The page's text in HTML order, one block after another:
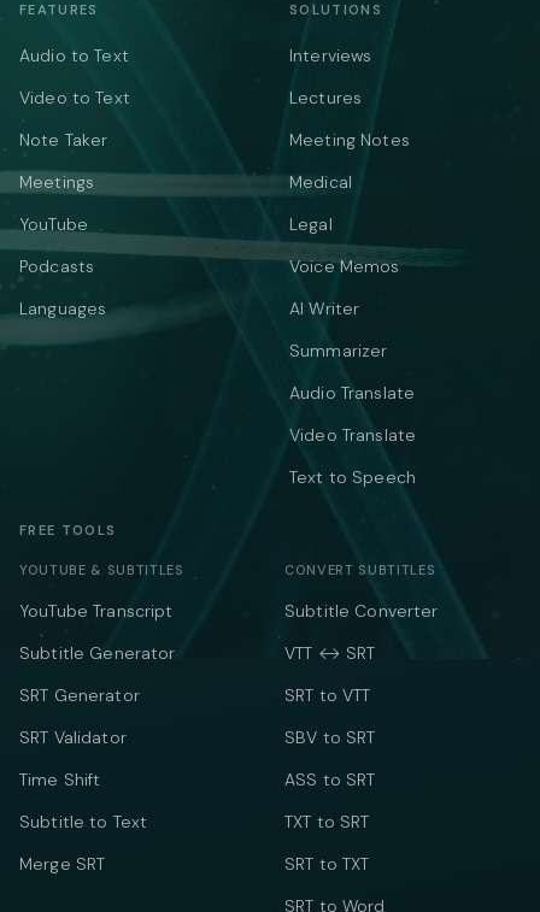
FEATURES
Audio to Text
Video to Text
Note Taker
Meetings
YouTube
Podcasts
Languages
SOLUTIONS
Interviews
Lectures
Meeting Notes
Medical
Legal
Voice Memos
AI Writer
Summarizer
Audio Translate
Video Translate
Text to Speech
FREE TOOLS
YOUTUBE & SUBTITLES
YouTube Transcript
Subtitle Generator
SRT Generator
SRT Validator
Time Shift
Subtitle to Text
Merge SRT
CONVERT SUBTITLES
Subtitle Converter
VTT ↔ SRT
SRT to VTT
SBV to SRT
ASS to SRT
TXT to SRT
SRT to TXT
SRT to Word